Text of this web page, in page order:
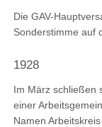
Die GAV-
Sonderstimme auf
1928
Im März schließen
einer
Namen